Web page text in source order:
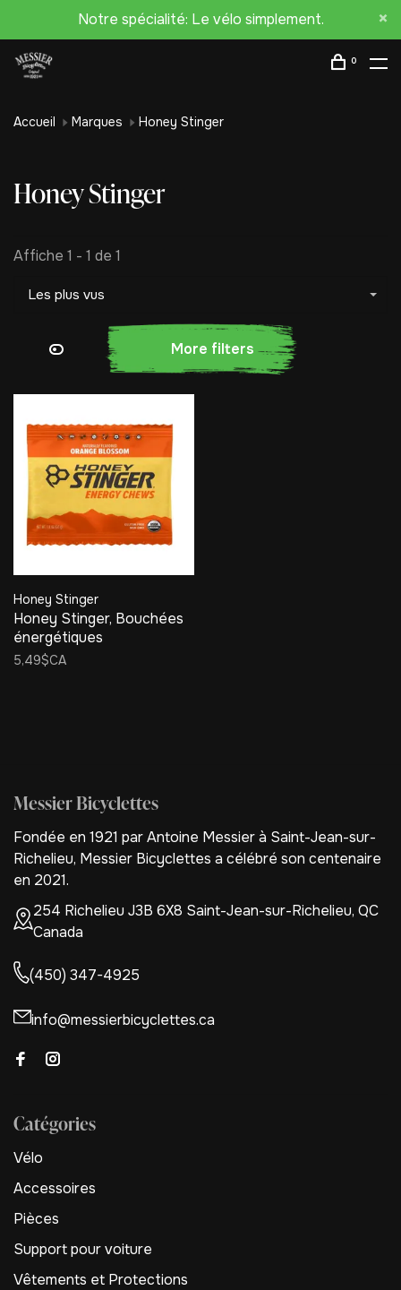
Notre spécialité: Le vélo simplement.
0
Accueil Marques Honey Stinger
Honey Stinger
Affiche 1 - 1 de 1
Les plus vus
More filters
Honey Stinger
Honey Stinger, Bouchées
énergétiques
5,49$CA
Messier Bicyclettes
Fondée en 1921 par Antoine Messier à Saint-Jean-sur-
Richelieu, Messier Bicyclettes a célébré son centenaire
en 2021.
254 Richelieu J3B 6X8 Saint-Jean-sur-Richelieu, QC
Canada
(450) 347-4925
info@messierbicyclettes.ca
Catégories
Vélo
Accessoires
Pièces
Support pour voiture
Vêtements et Protections